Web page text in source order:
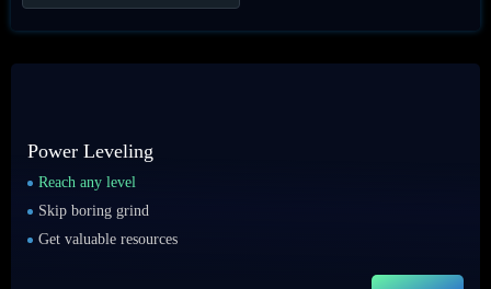
Power Leveling
Reach any level
Skip boring grind
Get valuable resources